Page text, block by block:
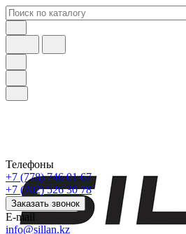
Телефоны
+7 (778) 746 01 67
+7 (702) 526 30 78
Заказать звонок
E-mail
info@sillan.kz